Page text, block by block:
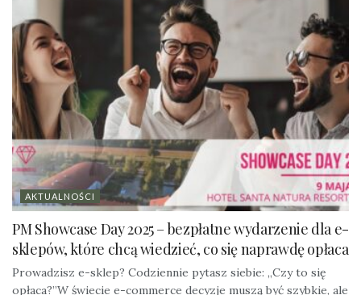
AKTUALNOŚCI
PM Showcase Day 2025 – bezpłatne wydarzenie dla e-
sklepów, które chcą wiedzieć, co się naprawdę opłaca
Prowadzisz e-sklep? Codziennie pytasz siebie: „Czy to się
opłaca?”W świecie e-commerce decyzje muszą być szybkie, ale